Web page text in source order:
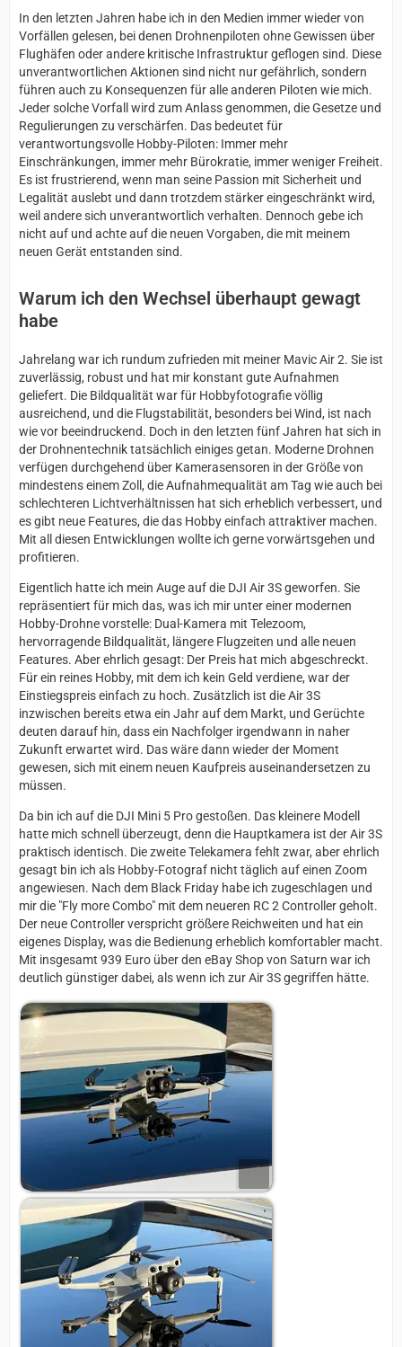
In den letzten Jahren habe ich in den Medien immer wieder von
Vorfällen gelesen, bei denen Drohnenpiloten ohne Gewissen über
Flughäfen oder andere kritische Infrastruktur geflogen sind. Diese
unverantwortlichen Aktionen sind nicht nur gefährlich, sondern
führen auch zu Konsequenzen für alle anderen Piloten wie mich.
Jeder solche Vorfall wird zum Anlass genommen, die Gesetze und
Regulierungen zu verschärfen. Das bedeutet für
verantwortungsvolle Hobby-Piloten: Immer mehr
Einschränkungen, immer mehr Bürokratie, immer weniger Freiheit.
Es ist frustrierend, wenn man seine Passion mit Sicherheit und
Legalität auslebt und dann trotzdem stärker eingeschränkt wird,
weil andere sich unverantwortlich verhalten. Dennoch gebe ich
nicht auf und achte auf die neuen Vorgaben, die mit meinem
neuen Gerät entstanden sind.
Warum ich den Wechsel überhaupt gewagt
habe
Jahrelang war ich rundum zufrieden mit meiner Mavic Air 2. Sie ist
zuverlässig, robust und hat mir konstant gute Aufnahmen
geliefert. Die Bildqualität war für Hobbyfotografie völlig
ausreichend, und die Flugstabilität, besonders bei Wind, ist nach
wie vor beeindruckend. Doch in den letzten fünf Jahren hat sich in
der Drohnentechnik tatsächlich einiges getan. Moderne Drohnen
verfügen durchgehend über Kamerasensoren in der Größe von
mindestens einem Zoll, die Aufnahmequalität am Tag wie auch bei
schlechteren Lichtverhältnissen hat sich erheblich verbessert, und
es gibt neue Features, die das Hobby einfach attraktiver machen.
Mit all diesen Entwicklungen wollte ich gerne vorwärtsgehen und
profitieren.
Eigentlich hatte ich mein Auge auf die DJI Air 3S geworfen. Sie
repräsentiert für mich das, was ich mir unter einer modernen
Hobby-Drohne vorstelle: Dual-Kamera mit Telezoom,
hervorragende Bildqualität, längere Flugzeiten und alle neuen
Features. Aber ehrlich gesagt: Der Preis hat mich abgeschreckt.
Für ein reines Hobby, mit dem ich kein Geld verdiene, war der
Einstiegspreis einfach zu hoch. Zusätzlich ist die Air 3S
inzwischen bereits etwa ein Jahr auf dem Markt, und Gerüchte
deuten darauf hin, dass ein Nachfolger irgendwann in naher
Zukunft erwartet wird. Das wäre dann wieder der Moment
gewesen, sich mit einem neuen Kaufpreis auseinandersetzen zu
müssen.
Da bin ich auf die DJI Mini 5 Pro gestoßen. Das kleinere Modell
hatte mich schnell überzeugt, denn die Hauptkamera ist der Air 3S
praktisch identisch. Die zweite Telekamera fehlt zwar, aber ehrlich
gesagt bin ich als Hobby-Fotograf nicht täglich auf einen Zoom
angewiesen. Nach dem Black Friday habe ich zugeschlagen und
mir die "Fly more Combo" mit dem neueren RC 2 Controller geholt.
Der neue Controller verspricht größere Reichweiten und hat ein
eigenes Display, was die Bedienung erheblich komfortabler macht.
Mit insgesamt 939 Euro über den eBay Shop von Saturn war ich
deutlich günstiger dabei, als wenn ich zur Air 3S gegriffen hätte.